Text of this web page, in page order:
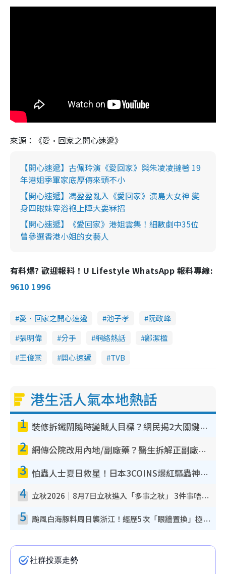
來源：《愛·回家之開心速遞》
【開心速遞】古佩玲演《愛回家》與朱凌凌撻著 19
年港姐季軍家底厚傳來頭不小
【開心速遞】馮盈盈亂入《愛回家》演島大女神 變
身四眼妹穿浴袍上陣大耍冧招
【開心速遞】《愛回家》港姐雲集！細數劇中35位
曾參選香港小姐的女藝人
有料爆? 歡迎報料！U Lifestyle WhatsApp 報料專線:
9610 1996
愛．回家之開心速遞 池子孝
阮政峰
張明偉
分手 網絡熱話
鄺潔楹
王俊棠
開心速遞 TVB
港生活人氣本地熱話
1 裝修拆鐵閘隨時變賊人目標？網民揭2大關鍵用途：裝新式等於白裝？附新舊鐵閘分別
2 網傳公院改用內地/副廠藥？醫生拆解正副廠分別 揭4類人換藥隨時出事
3 怕蟲人士夏日救星！日本3COINS爆紅驅蟲神器$45起 1招「全程免觸碰」輕鬆搞定小強
4 立秋2026｜8月7日立秋進入「多事之秋」 3件事唔做得！專家教6招開運 清枱頭／銀包納氣接好運
5 颱風白海豚料周日襲浙江！經歷5次「眼牆置換」極罕見 成登陸內地最長途颱風